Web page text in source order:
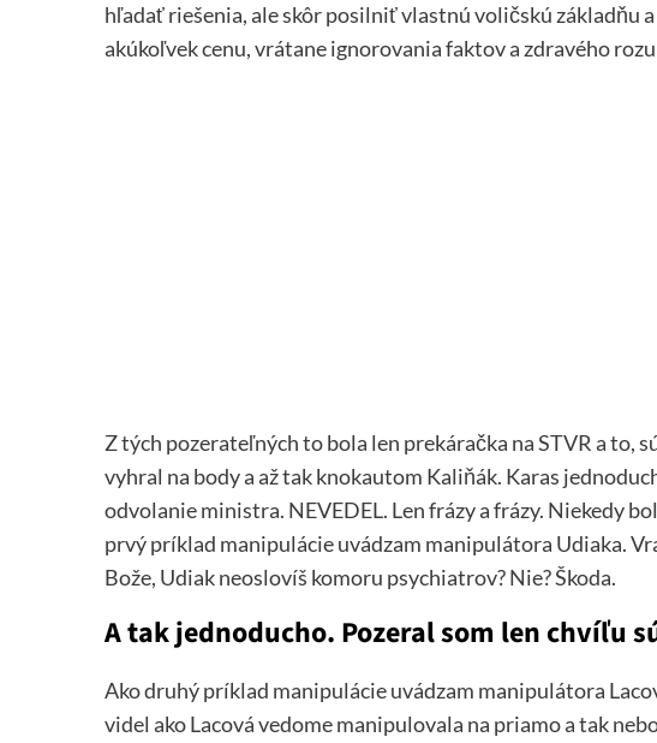
hľadať riešenia, ale skôr posilniť vlastnú voličskú základňu
akúkoľvek cenu, vrátane ignorovania faktov a zdravého
Z tých pozerateľných to bola len prekáračka na STVR a to,
vyhral na body a až tak knokautom Kaliňák. Karas
odvolanie ministra. NEVEDEL. Len frázy a frázy. Niekedy
prvý príklad manipulácie uvádzam manipulátora Udiaka.
Bože, Udiak neoslovíš komoru psychiatrov? Nie? Škoda.
A tak jednoducho. Pozeral som len chvíľu
Ako druhý príklad manipulácie uvádzam manipulátora
videl ako Lacová vedome manipulovala na priamo a tak